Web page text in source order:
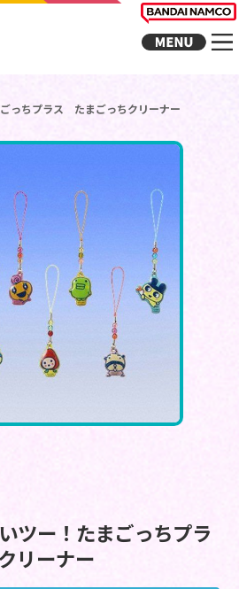
っちプラス たまごっちクリーナー
ツー！たまごっちプラ
リーナー